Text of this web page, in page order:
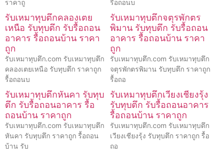
ราคาถู
รื้อถอนบ
รับเหมาทุบตึกคลองเตย
เหนือ รับทุบตึก รับรื้อถอน
อาคาร รื้อถอนบ้าน ราคา
ถูก
รับเหมาทุบตึก.com รับเหมาทุบตึก
คลองเตยเหนือ รับทุบตึก ราคาถูก
รื้อถอนบ
รับเหมาทุบตึกจตุรพักตร
พิมาน รับทุบตึก รับรื้อถอน
อาคาร รื้อถอนบ้าน ราคา
ถูก
รับเหมาทุบตึก.com รับเหมาทุบตึก
จตุรพักตรพิมาน รับทุบตึก ราคาถูก
รื้อถอ
รับเหมาทุบตึกหันคา รับทุบ
ตึก รับรื้อถอนอาคาร รื้อ
ถอนบ้าน ราคาถูก
รับเหมาทุบตึก.com รับเหมาทุบตึก
หันคา รับทุบตึก ราคาถูก รื้อถอน
บ้าน รับ
รับเหมาทุบตึกเวียงเชียงรุ้ง
รับทุบตึก รับรื้อถอนอาคาร
รื้อถอนบ้าน ราคาถูก
รับเหมาทุบตึก.com รับเหมาทุบตึก
เวียงเชียงรุ้ง รับทุบตึก ราคาถูก รื้อ
ถอ